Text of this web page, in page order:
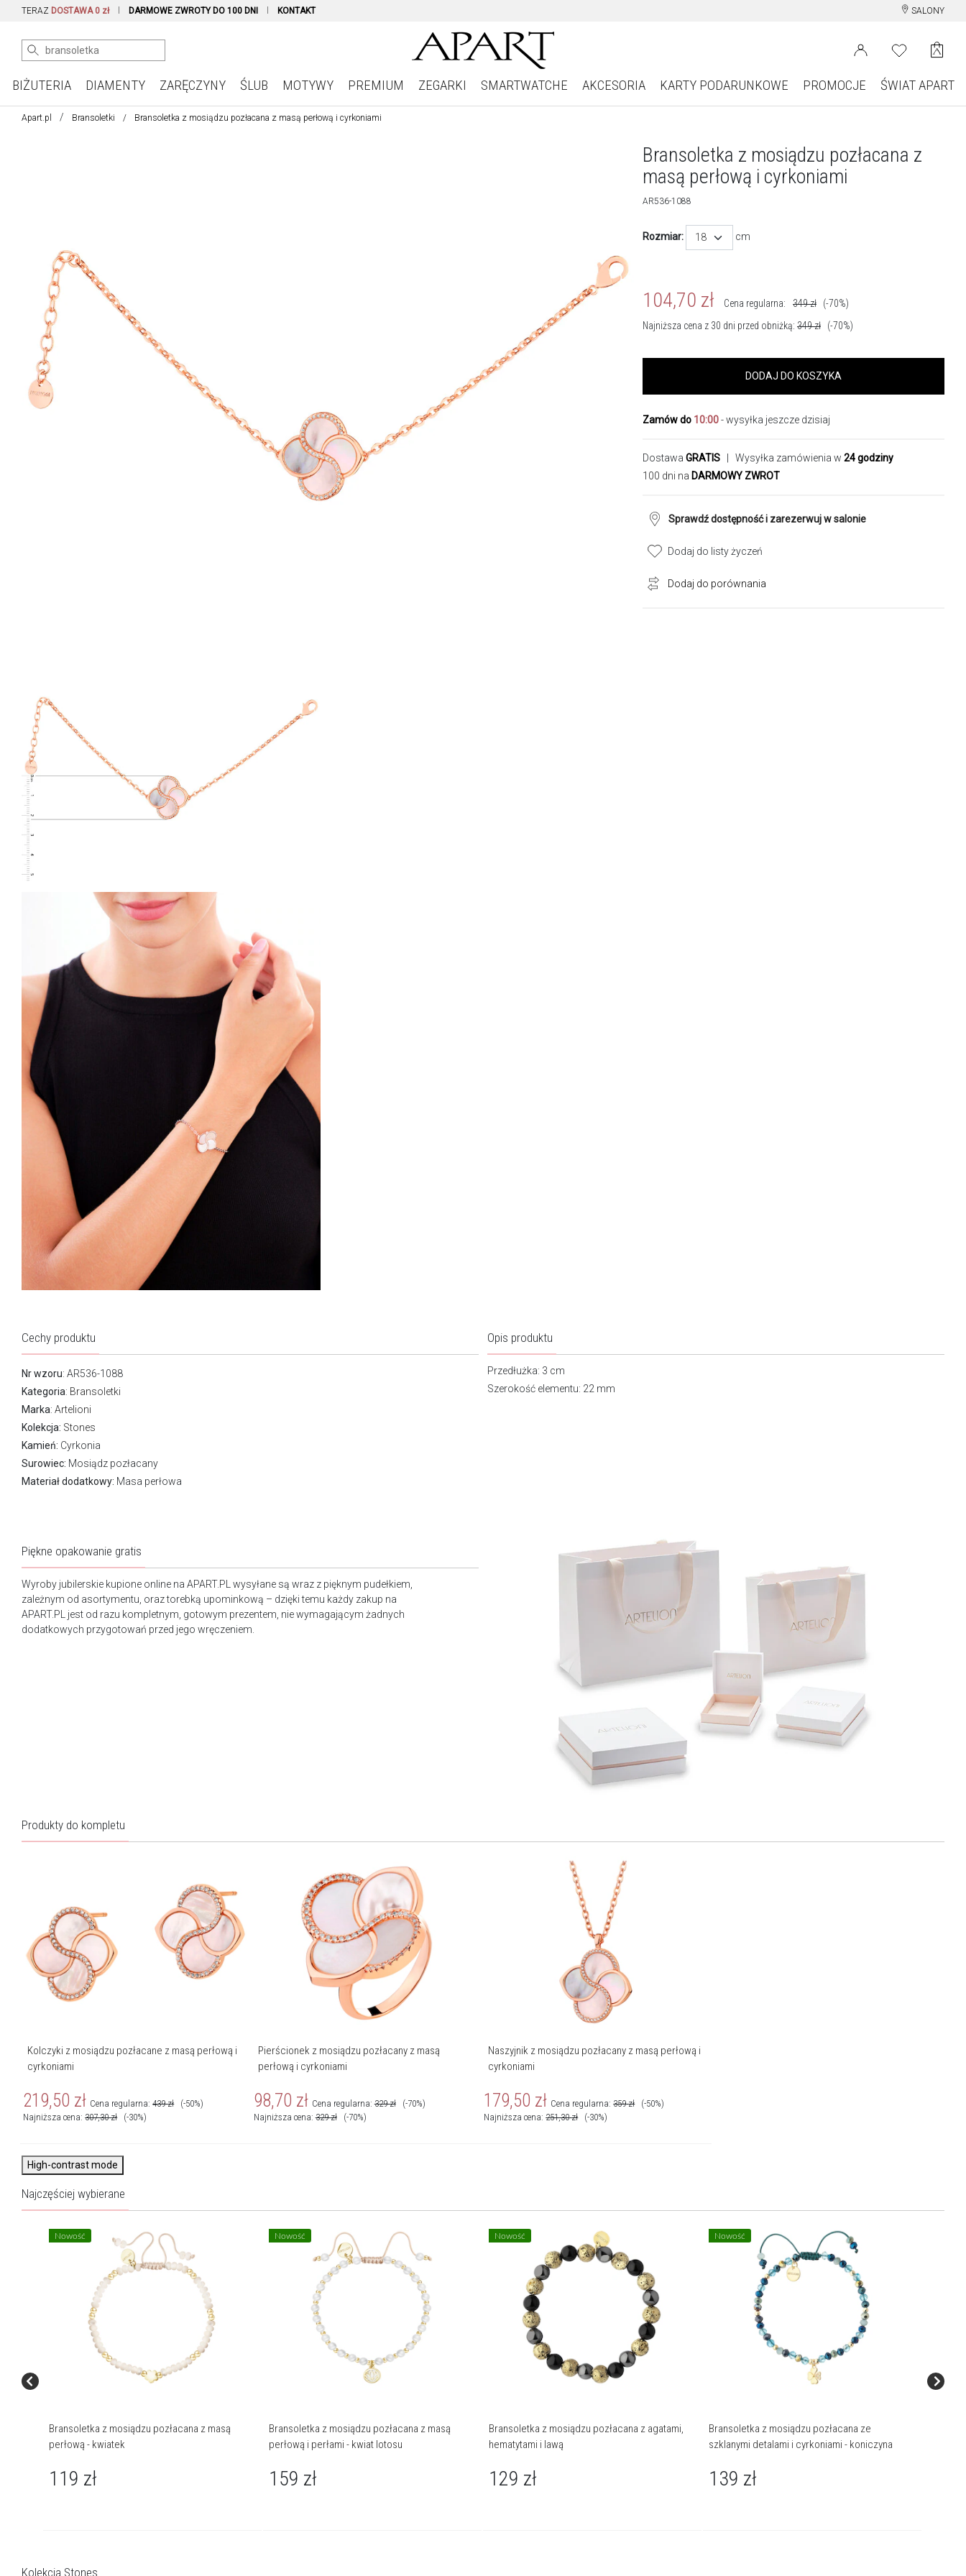
TERAZ DOSTAWA 0 zł DARMOWE ZWROTY DO 100 DNI KONTAKT SALONY
BIŻUTERIA DIAMENTY ZARĘCZYNY ŚLUB MOTYWY PREMIUM ZEGARKI SMARTWATCHE AKCESORIA KARTY PODARUNKOWE PROMOCJE ŚWIAT APART
Apart.pl Bransoletki Bransoletka z mosiądzu pozłacana z masą perłową i cyrkoniami
Bransoletka z mosiądzu pozłacana z
masą perłową i cyrkoniami
AR536-1088
Rozmiar: 18 cm
104,70 zł Cena regularna: 349zł
(-70%)
Najniższa cena z 30 dni przed obniżką: 349zł (-70%)
DODAJ DO KOSZYKA
Zamów do 10:00- wysyłka jeszcze dzisiaj
Dostawa GRATIS | Wysyłka zamówienia w 24 godziny
100 dni na DARMOWY ZWROT
Sprawdź dostępność i zarezerwuj w salonie
Dodaj do listy życzeń
Dodaj do porównania
Cechy produktu
Nr wzoru: AR536-1088
Kategoria: Bransoletki
Marka: Artelioni
Kolekcja: Stones
Kamień: Cyrkonia
Surowiec: Mosiądz pozłacany
Materiał dodatkowy: Masa perłowa
Opis produktu
Przedłużka: 3 cm
Szerokość elementu: 22 mm
Piękne opakowanie gratis
Wyroby jubilerskie kupione online na APART.PL wysyłane są wraz z pięknym pudełkiem,
zależnym od asortymentu, oraz torebką upominkową – dzięki temu każdy zakup na
APART.PL jest od razu kompletnym, gotowym prezentem, nie wymagającym żadnych
dodatkowych przygotowań przed jego wręczeniem.
Produkty do kompletu
Kolczyki z mosiądzu pozłacane z masą perłową i
cyrkoniami
219,50 zł Cena regularna:439 zł
(-50%)
Najniższa cena:307,30 zł (-30%)
Pierścionek z mosiądzu pozłacany z masą
perłową i cyrkoniami
98,70 zł Cena regularna:329 zł
(-70%)
Najniższa cena:329 zł (-70%)
Naszyjnik z mosiądzu pozłacany z masą perłową i
cyrkoniami
179,50 zł Cena regularna:359 zł
(-50%)
Najniższa cena:251,30 zł (-30%)
High-contrast mode
Najczęściej wybierane
Nowość
Bransoletka z mosiądzu pozłacana z masą
perłową - kwiatek
119 zł
Nowość
Bransoletka z mosiądzu pozłacana z masą
perłową i perłami - kwiat lotosu
159 zł
Nowość
Bransoletka z mosiądzu pozłacana z agatami,
hematytami i lawą
129 zł
Nowość
Bransoletka z mosiądzu pozłacana ze
szklanymi detalami i cyrkoniami - koniczyna
139 zł
Kolekcja Stones